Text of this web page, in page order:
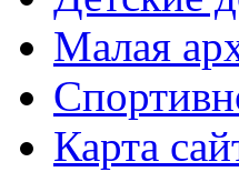
Малая
Карта